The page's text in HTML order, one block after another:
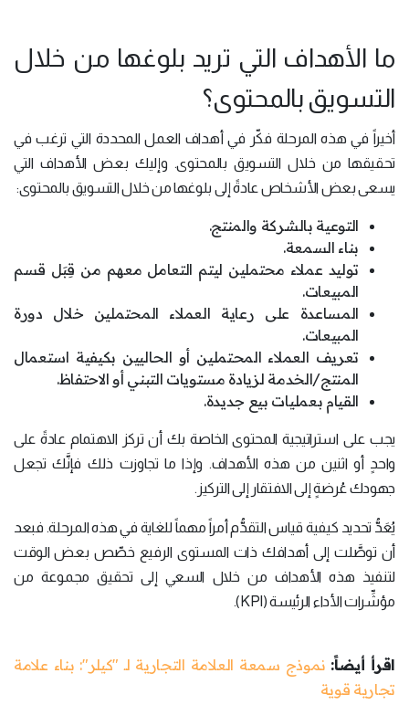
ما الأهداف التي تريد بلوغها من خلال
التسويق بالمحتوى؟
أخيراً في هذه المرحلة فكّر في أهداف العمل المحددة التي ترغب في
تحقيقها من خلال التسويق بالمحتوى. وإليك بعض الأهداف التي
يسعى بعض الأشخاص عادةً إلى بلوغها من خلال التسويق بالمحتوى:
التوعية بالشركة والمنتج.
بناء السمعة.
توليد عملاء محتملين ليتم التعامل معهم من قِبَل قسم
المبيعات.
المساعدة على رعاية العملاء المحتملين خلال دورة
المبيعات.
تعريف العملاء المحتملين أو الحاليين بكيفية استعمال
المنتج/الخدمة لزيادة مستويات التبني أو الاحتفاظ.
القيام بعمليات بيع جديدة.
يجب على استراتيجية المحتوى الخاصة بك أن تركز الاهتمام عادةً على
واحدٍ أو اثنين من هذه الأهداف. وإذا ما تجاوزت ذلك فإنَّك تجعل
جهودك عُرضةٍ إلى الافتقار إلى التركيز.
يُعَدُّ تحديد كيفية قياس التقدُّم أمراً مهماً للغاية في هذه المرحلة. فبعد
أن توصَّلت إلى أهدافك ذات المستوى الرفيع خصّص بعض الوقت
لتنفيذ هذه الأهداف من خلال السعي إلى تحقيق مجموعة من
مؤشِّرات الأداء الرئيسة (KPI).
اقرأ أيضاً: نموذج سمعة العلامة التجارية لـ "كيلر": بناء علامة
تجارية قوية